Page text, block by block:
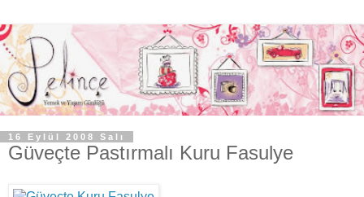
16 Eylül 2008 Salı
Güveçte Pastırmalı Kuru Fasulye